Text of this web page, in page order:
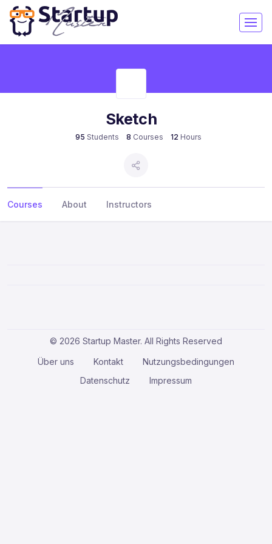
Sketch
95 Students 8 Courses 12 Hours
Courses About Instructors
© 2026 Startup Master. All Rights Reserved
Über uns Kontakt
Nutzungsbedingungen
Datenschutz
Impressum